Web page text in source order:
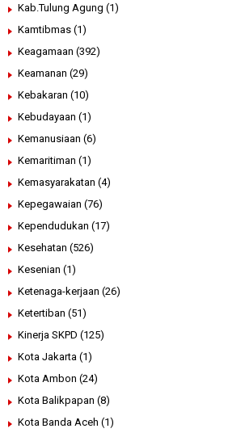
Kab.Tulung Agung (1)
Kamtibmas (1)
Keagamaan (392)
Keamanan (29)
Kebakaran (10)
Kebudayaan (1)
Kemanusiaan (6)
Kemaritiman (1)
Kemasyarakatan (4)
Kepegawaian (76)
Kependudukan (17)
Kesehatan (526)
Kesenian (1)
Ketenaga-kerjaan (26)
Ketertiban (51)
Kinerja SKPD (125)
Kota Jakarta (1)
Kota Ambon (24)
Kota Balikpapan (8)
Kota Banda Aceh (1)